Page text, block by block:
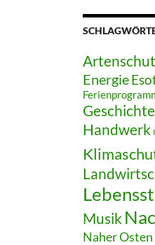
Energie
Geschichte
Handwerk
Musik
Naher Osten